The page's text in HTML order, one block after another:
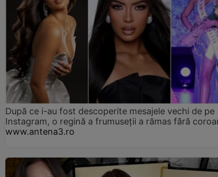
După ce i-au fost descoperite mesajele vechi de pe
Instagram, o regină a frumuseții a rămas fără
www.antena3.ro